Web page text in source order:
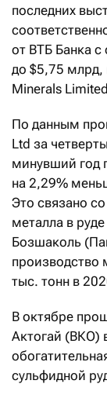
последних
от ВТБ Банка
до $5,75 млрд,
Minerals
По данным
Ltd за
минувший год
на 2,29%
Это связано
металла в
Бозшаколь
производство
тыс. тонн в
В октябре
Актогай (ВКО)
сульфидной